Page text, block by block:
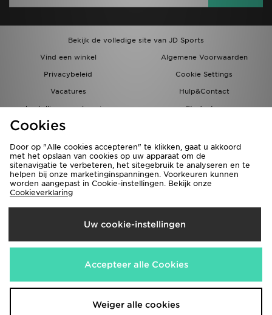
Bekijk de volledige site van JD Sports
Vind een winkel
Algemene Voorwaarden
Privacybeleid
Cookie Settings
Vacatures
Hulp&Contact
bestellingen en levering
Studenten
Partnerprogramma
Verzenden Naar
Nederland
Wij accepteren de volgende betaalmethoden
Bezoek onze bedrijfswebsite www.jdplc.com
Cookies
Door op "Alle cookies accepteren" te klikken, gaat u akkoord
met het opslaan van cookies op uw apparaat om de
sitenavigatie te verbeteren, het sitegebruik te analyseren en te
helpen bij onze marketinginspanningen. Voorkeuren kunnen
worden aangepast in Cookie-instellingen. Bekijk onze
Cookieverklaring
Uw cookie-instellingen
Accepteer alle Cookies
Weiger alle cookies